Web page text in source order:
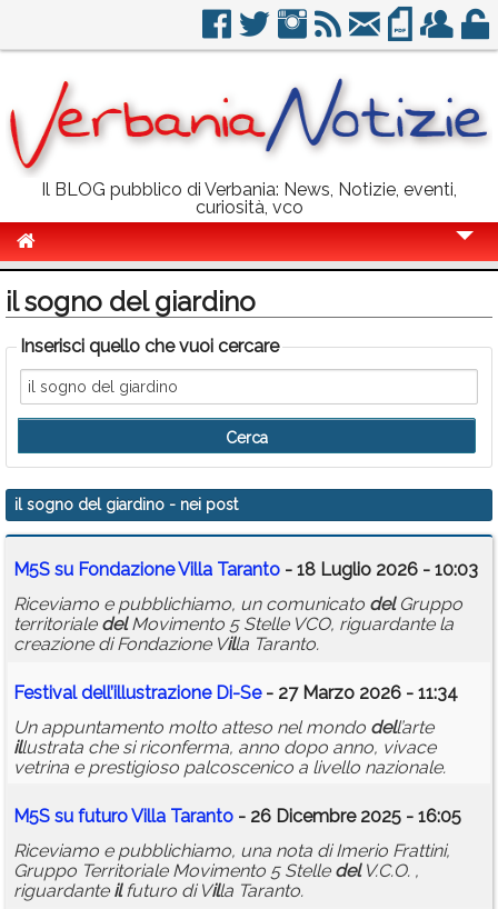
Il BLOG pubblico di Verbania: News, Notizie, eventi,
curiosità, vco
Politica
Sport
Eventi
Info Utili
Rubriche
Calendario
Annunci
il sogno del giardino
Inserisci quello che vuoi cercare
il sogno del giardino - nei post
M5S su Fondazione Villa Taranto - 18 Luglio 2026 - 10:03
Riceviamo e pubblichiamo, un comunicato delGruppo
territoriale delMovimento 5 Stelle VCO, riguardante la
creazione di Fondazione Villa Taranto.
Festivaldell’illustrazione Di-Se- 27 Marzo 2026 - 11:34
Un appuntamento molto atteso nel mondo dell’arte
illustrata che si riconferma, anno dopo anno, vivace
vetrina e prestigioso palcoscenico a livello nazionale.
M5S su futuro Villa Taranto - 26 Dicembre 2025 - 16:05
Riceviamo e pubblichiamo, una nota di Imerio Frattini,
Gruppo Territoriale Movimento 5 Stelle delV.C.O. ,
riguardante ilfuturo di Villa Taranto.